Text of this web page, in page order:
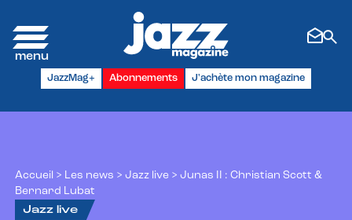
JazzMag+ Abonnements J'achète mon magazine
Accueil > Les news > Jazz live > Junas II : Christian Scott &
Bernard Lubat
Jazz live